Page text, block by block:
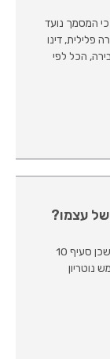
כי המסמך נועד
פלילית, דינו
הכל לפי
של עצמו?
לא ניתן לעשות אימות של מסמך בעניין של עצמו, שכן סעיף 10
כי לא ישתמש נוטריון